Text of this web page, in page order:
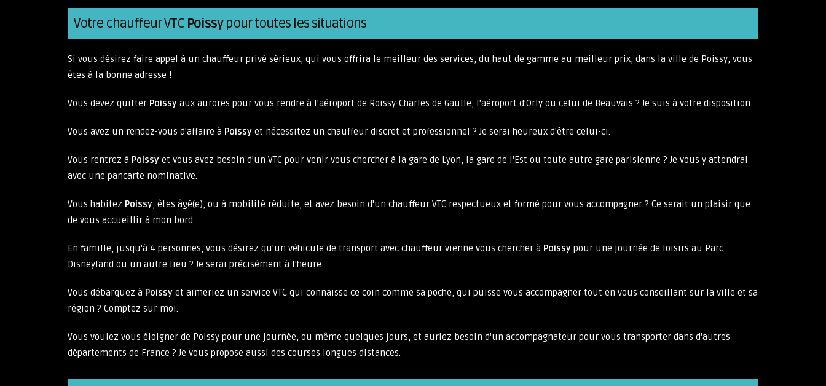
Votre chauffeur VTC Poissypour toutes les situations
Si vous désirez faire appel à un chauffeur privé sérieux, qui vous offrira le meilleur des services, du haut de gamme au meilleur prix, dans la ville de Poissy, vous
êtes à la bonne adresse !
Vous devez quitter Poissy aux aurores pour vous rendre à l'aéroport de Roissy-Charles de Gaulle, l'aéroport d'Orly ou celui de Beauvais ? Je suis à votre disposition.
Vous avez un rendez-vous d'affaire à Poissy et nécessitez un chauffeur discret et professionnel ? Je serai heureux d'être celui-ci.
Vous rentrez à Poissy et vous avez besoin d'un VTC pour venir vous chercher à la gare de Lyon, la gare de l'Est ou toute autre gare parisienne ? Je vous y attendrai
avec une pancarte nominative.
Vous habitez Poissy, êtes âgé(e), ou à mobilité réduite, et avez besoin d'un chauffeur VTC respectueux et formé pour vous accompagner ? Ce serait un plaisir que
de vous accueillir à mon bord.
En famille, jusqu'à 4 personnes, vous désirez qu'un véhicule de transport avec chauffeur vienne vous chercher à Poissy pour une journée de loisirs au Parc
Disneyland ou un autre lieu ? Je serai précisément à l'heure.
Vous débarquez à Poissy et aimeriez un service VTC qui connaisse ce coin comme sa poche, qui puisse vous accompagner tout en vous conseillant sur la ville et sa
région ? Comptez sur moi.
Vous voulez vous éloigner de Poissy pour une journée, ou même quelques jours, et auriez besoin d'un accompagnateur pour vous transporter dans d'autres
départements de France ? Je vous propose aussi des courses longues distances.